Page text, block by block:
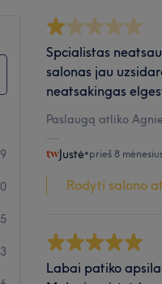
5
3
Spcialistas
salonas jau
neatsakingas
Paslaugą atliko
Justė•prieš 8
Rodyti salono
Labai patiko